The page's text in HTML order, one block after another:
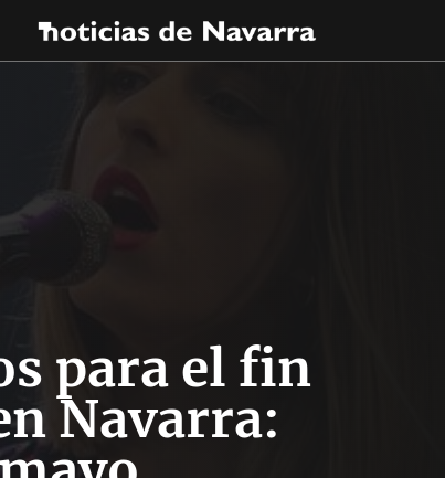
para el fin
Navarra: